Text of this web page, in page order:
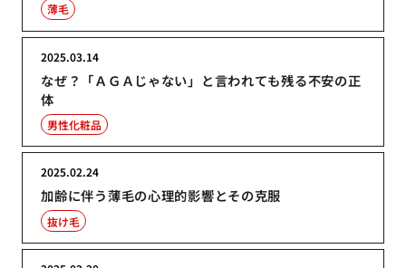
薄毛
なぜ？「ＡＧＡじゃない」と言われても残る不安の正
体
2025.03.14
男性化粧品
加齢に伴う薄毛の心理的影響とその克服
2025.02.24
抜け毛